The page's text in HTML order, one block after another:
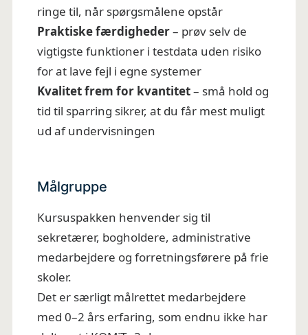
ringe til, når spørgsmålene opstår
Praktiske færdigheder– prøv selv de
vigtigste funktioner i testdata uden risiko
for at lave fejl i egne systemer
Kvalitet frem for kvantitet– små hold og
tid til sparring sikrer, at du får mest muligt
ud af undervisningen
Målgruppe
Kursuspakken henvender sig til
sekretærer, bogholdere, administrative
medarbejdere og forretningsførere på frie
skoler.
Det er særligt målrettet medarbejdere
med 0–2 års erfaring, som endnu ikke har